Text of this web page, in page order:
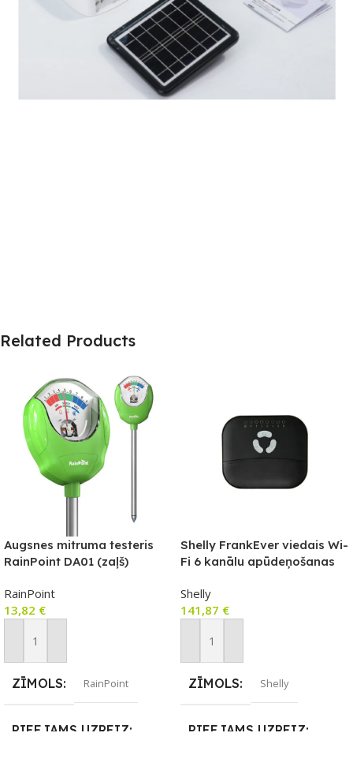
Related Products
Augsnes mitruma testeris
RainPoint DA01 (zaļš)
RainPoint
13,82 €
Pievienot Grozam
ZĪMOLS RainPoint
PIEEJAMS UZREIZ
Shelly FrankEver viedais Wi-
Fi 6 kanālu apūdeņošanas
Shelly
141,87 €
Pievienot Grozam
ZĪMOLS Shelly
PIEEJAMS UZREIZ